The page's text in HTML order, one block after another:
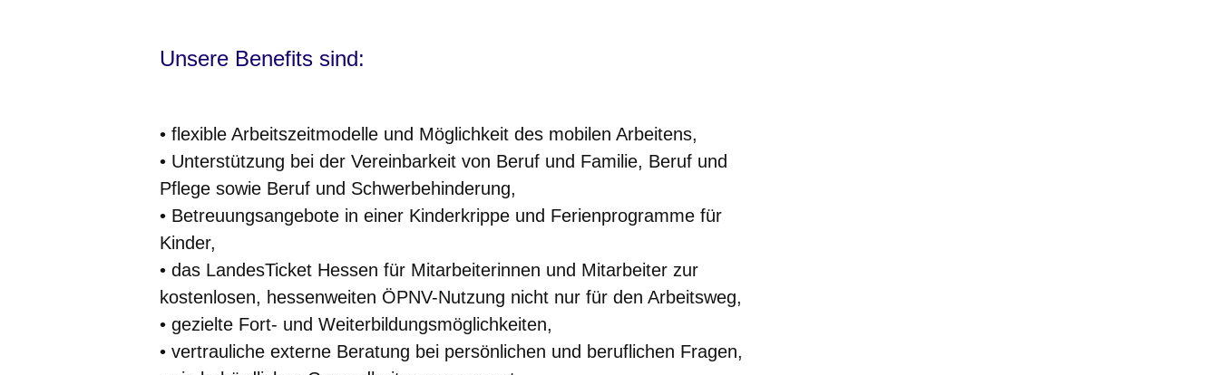
Unsere Benefits sind:
• flexible Arbeitszeitmodelle und Möglichkeit des mobilen Arbeitens,
• Unterstützung bei der Vereinbarkeit von Beruf und Familie, Beruf und
Pflege sowie Beruf und Schwerbehinderung,
• Betreuungsangebote in einer Kinderkrippe und Ferienprogramme für
Kinder,
• das LandesTicket Hessen für Mitarbeiterinnen und Mitarbeiter zur
kostenlosen, hessenweiten ÖPNV-Nutzung nicht nur für den Arbeitsweg,
• gezielte Fort- und Weiterbildungsmöglichkeiten,
• vertrauliche externe Beratung bei persönlichen und beruflichen Fragen,